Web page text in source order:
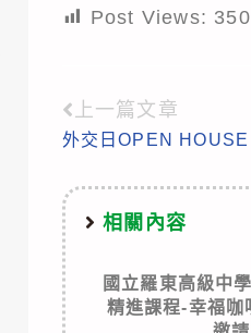
Post Views: 350
Read
more
articles
上一篇文章
外交日OPEN
相關內容
國立羅東高級中
精進課程-幸福咖